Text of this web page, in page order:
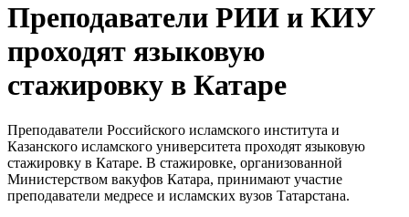
Преподаватели РИИ и КИУ
проходят языковую
стажировку в Катаре
Преподаватели Российского исламского института и
Казанского исламского университета проходят языковую
стажировку в Катаре. В стажировке, организованной
Министерством вакуфов Катара, принимают участие
преподаватели медресе и исламских вузов Татарстана.